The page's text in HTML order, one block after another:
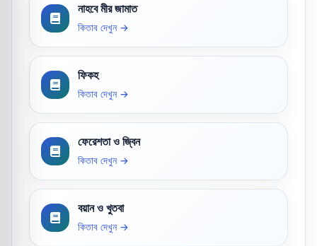
নাহবে মীর জামাত
কিতাব দেখুন →
ফিকহ
কিতাব দেখুন →
ফেরেশতা ও জ্বিন
কিতাব দেখুন →
বয়ান ও খুতবা
কিতাব দেখুন →